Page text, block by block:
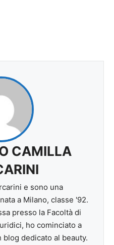
CAMILLA
e sono una
a Milano, classe '92.
presso la Facoltà di
ho cominciato a
dedicato al beauty.